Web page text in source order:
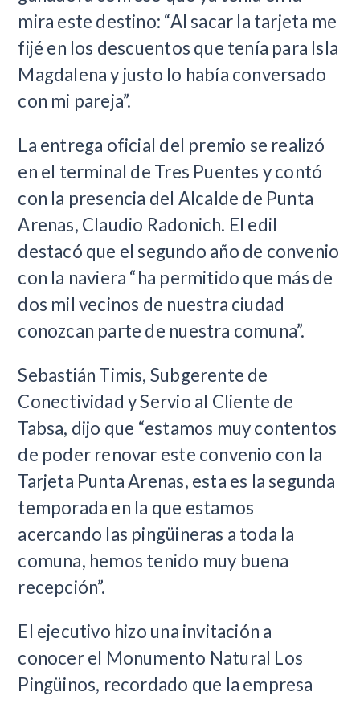
mira este destino: “Al sacar la tarjeta me
fijé en los descuentos que tenía para Isla
Magdalena y justo lo había conversado
con mi pareja”.
La entrega oficial del premio se realizó
en el terminal de Tres Puentes y contó
con la presencia del Alcalde de Punta
Arenas, Claudio Radonich. El edil
destacó que el segundo año de convenio
con la naviera “ha permitido que más de
dos mil vecinos de nuestra ciudad
conozcan parte de nuestra comuna”.
Sebastián Timis, Subgerente de
Conectividad y Servio al Cliente de
Tabsa, dijo que “estamos muy contentos
de poder renovar este convenio con la
Tarjeta Punta Arenas, esta es la segunda
temporada en la que estamos
acercando las pingüineras a toda la
comuna, hemos tenido muy buena
recepción”.
El ejecutivo hizo una invitación a
conocer el Monumento Natural Los
Pingüinos, recordado que la empresa